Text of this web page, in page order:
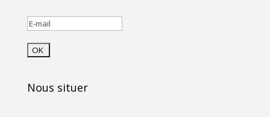
Nous situer